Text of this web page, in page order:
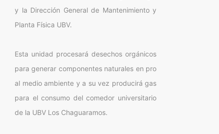
y la Dirección General de Mantenimiento y
Planta Física UBV.
Esta unidad procesará desechos orgánicos
para generar componentes naturales en pro
al medio ambiente y a su vez producirá gas
para el consumo del comedor universitario
de la UBV Los Chaguaramos.